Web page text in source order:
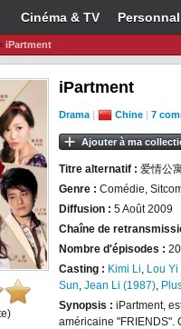
Cinéma & TV
iPartment
iPartment
Drama | Chine | 7
Ajouter à ma
Titre alternatif : 爱情公
Genre : Comédie,
Diffusion : 5 Août 2009
Chaîne de
Nombre d'épisodes : 20
Casting : Kimi Li, Lou
Sun, Jean Li (1987),
Synopsis : iPartment,
américaine "FRIENDS".